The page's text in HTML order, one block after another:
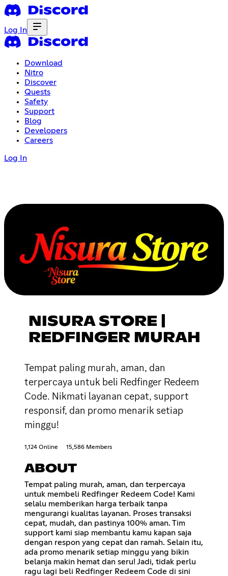
Log In
Download
Nitro
Discover
Quests
Safety
Support
Blog
Developers
Careers
Log In
NISURA STORE |
REDFINGER MURAH
Tempat paling murah, aman, dan
terpercaya untuk beli Redfinger Redeem
Code. Nikmati layanan cepat, support
responsif, dan promo menarik setiap
minggu!
1,124 Online 15,586 Members
ABOUT
Tempat paling murah, aman, dan terpercaya
untuk membeli Redfinger Redeem Code! Kami
selalu memberikan harga terbaik tanpa
mengurangi kualitas layanan. Proses transaksi
cepat, mudah, dan pastinya 100% aman. Tim
support kami siap membantu kamu kapan saja
dengan respon yang cepat dan ramah. Selain itu,
ada promo menarik setiap minggu yang bikin
belanja makin hemat dan seru! Jadi, tidak perlu
ragu lagi beli Redfinger Redeem Code di sini